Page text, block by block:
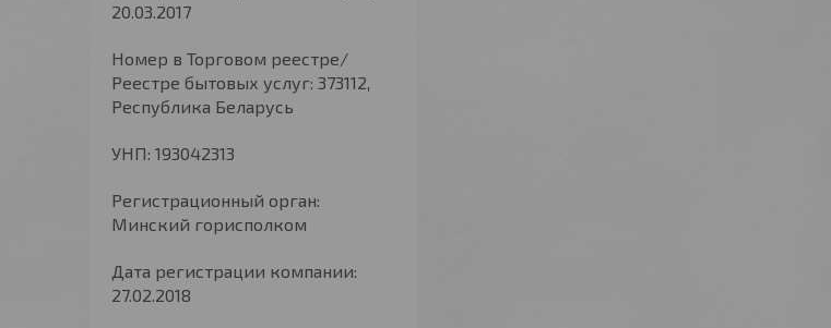
20.03.2017
Номер в Торговом реестре/
Реестре бытовых услуг: 373112,
Республика Беларусь
УНП: 193042313
Регистрационный орган:
Минский горисполком
Дата регистрации компании:
27.02.2018